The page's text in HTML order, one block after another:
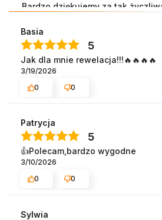
Bardzo dziękujemy za tak
mrozów i spełniły swoją funkcję.
dziękujemy za zrozumienie w
produktu – każdą taką sytuację
i zawsze staramy się reagować
profesjonalnie.
Ogromnie miło czytać, że
sprawy został odebrany
zaufanie i mamy nadzieję, że
już w 100% satysfakcjonujące.
Basia
5
Jak dla mnie rewelacja!!!🔥🔥🔥🔥
3/19/2026
0
0
Patrycja
5
👍️Polecam,bardzo wygodne
3/10/2026
0
0
Sylwia